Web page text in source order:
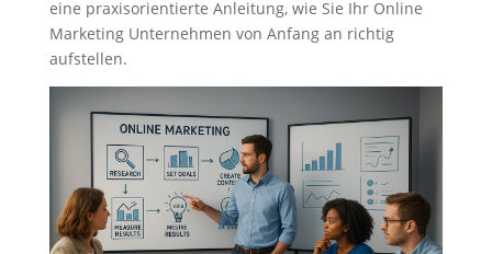
eine praxisorientierte Anleitung, wie Sie Ihr Online
Marketing Unternehmen von Anfang an richtig
aufstellen.